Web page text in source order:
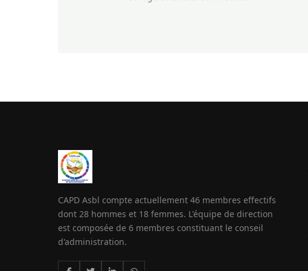
CAPD Asbl compte actuellement 46 membres effectifs
dont 28 hommes et 18 femmes. L'équipe de direction
est composée de 6 membres constituant le conseil
d'administration.